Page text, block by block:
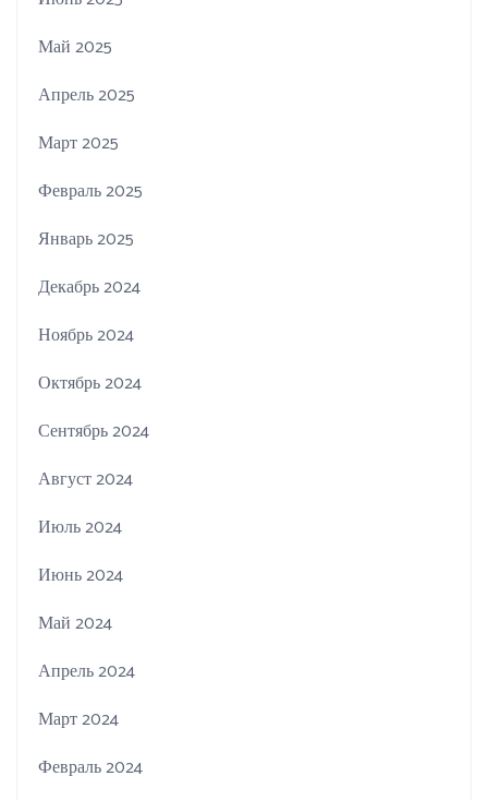
Май 2025
Апрель 2025
Март 2025
Февраль 2025
Январь 2025
Декабрь 2024
Ноябрь 2024
Октябрь 2024
Сентябрь 2024
Август 2024
Июль 2024
Июнь 2024
Май 2024
Апрель 2024
Март 2024
Февраль 2024